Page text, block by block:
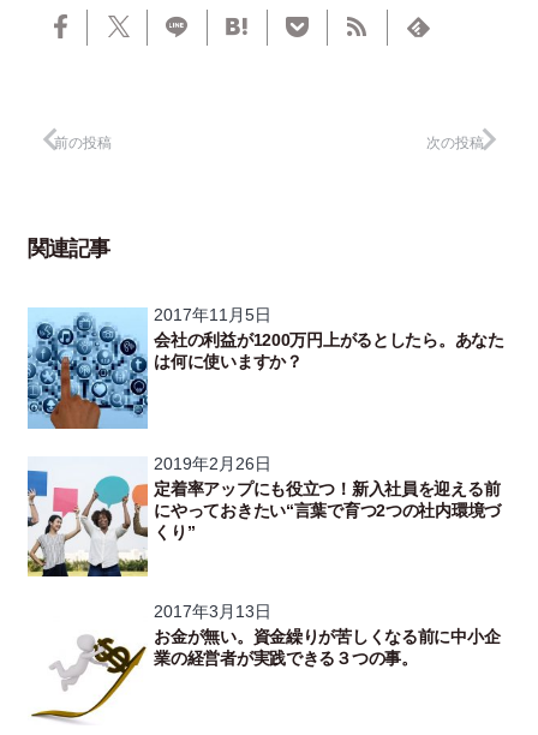
前の投稿 次の投稿
関連記事
2017年11月5日
会社の利益が1200万円上がるとしたら。あなた
は何に使いますか？
2019年2月26日
定着率アップにも役立つ！新入社員を迎える前
にやっておきたい“言葉で育つ2つの社内環境づ
くり”
2017年3月13日
お金が無い。資金繰りが苦しくなる前に中小企
業の経営者が実践できる３つの事。